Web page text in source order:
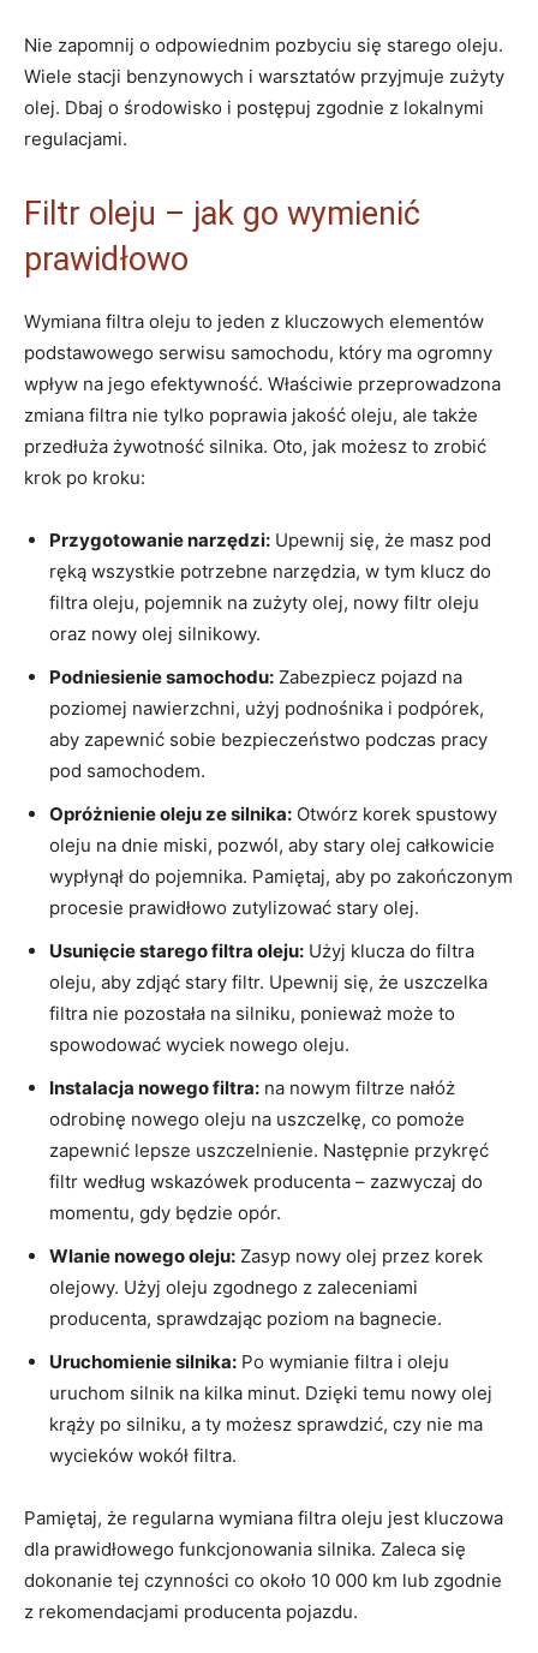
Nie zapomnij o odpowiednim pozbyciu się starego oleju.
Wiele stacji benzynowych i warsztatów przyjmuje zużyty
olej. Dbaj o środowisko i postępuj zgodnie z lokalnymi
regulacjami.
Filtr oleju – jak go wymienić
prawidłowo
Wymiana filtra oleju to jeden z kluczowych elementów
podstawowego serwisu samochodu, który ma ogromny
wpływ na jego efektywność. Właściwie przeprowadzona
zmiana filtra nie tylko poprawia jakość oleju, ale także
przedłuża żywotność silnika. Oto, jak możesz to zrobić
krok po kroku:
Przygotowanie narzędzi: Upewnij się, że masz pod
ręką wszystkie potrzebne narzędzia, w tym klucz do
filtra oleju, pojemnik na zużyty olej, nowy filtr oleju
oraz nowy olej silnikowy.
Podniesienie samochodu: Zabezpiecz pojazd na
poziomej nawierzchni, użyj podnośnika i podpórek,
aby zapewnić sobie bezpieczeństwo podczas pracy
pod samochodem.
Opróżnienie oleju ze silnika: Otwórz korek spustowy
oleju na dnie miski, pozwól, aby stary olej całkowicie
wypłynął do pojemnika. Pamiętaj, aby po zakończonym
procesie prawidłowo zutylizować stary olej.
Usunięcie starego filtra oleju: Użyj klucza do filtra
oleju, aby zdjąć stary filtr. Upewnij się, że uszczelka
filtra nie pozostała na silniku, ponieważ może to
spowodować wyciek nowego oleju.
Instalacja nowego filtra: na nowym filtrze nałóż
odrobinę nowego oleju na uszczelkę, co pomoże
zapewnić lepsze uszczelnienie. Następnie przykręć
filtr według wskazówek producenta – zazwyczaj do
momentu, gdy będzie opór.
Wlanie nowego oleju: Zasyp nowy olej przez korek
olejowy. Użyj oleju zgodnego z zaleceniami
producenta, sprawdzając poziom na bagnecie.
Uruchomienie silnika: Po wymianie filtra i oleju
uruchom silnik na kilka minut. Dzięki temu nowy olej
krąży po silniku, a ty możesz sprawdzić, czy nie ma
wycieków wokół filtra.
Pamiętaj, że regularna wymiana filtra oleju jest kluczowa
dla prawidłowego funkcjonowania silnika. Zaleca się
dokonanie tej czynności co około 10 000 km lub zgodnie
z rekomendacjami producenta pojazdu.